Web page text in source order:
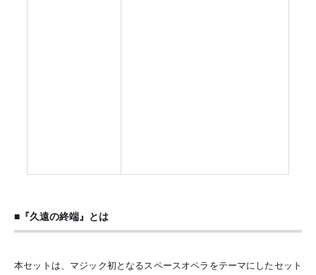
■『久遠の終端』とは
本セットは、マジック初となるスペースオペラをテーマにしたセット